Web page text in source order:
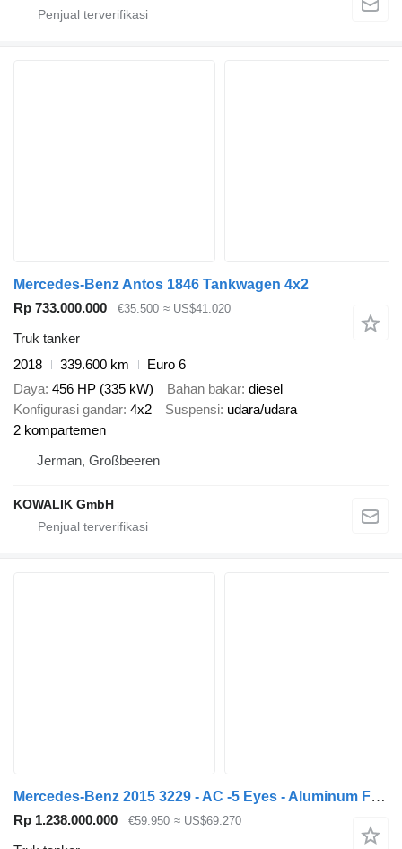
Mercedes-Benz Antos 1846 Tankwagen 4x2
Rp 733.000.000
€35.500 ≈ US$41.020
Truk tanker
2018
339.600 km
Euro 6
Daya 456 HP (335 kW) Bahan bakar diesel
Konfigurasi gandar 4x2 Suspensi udara/udara
2 kompartemen
Jerman, Großbeeren
KOWALIK GmbH
Mercedes-Benz 2015 3229 - AC -5 Eyes - Aluminum Fuel Tanker - ADR
Rp 1.238.000.000 €59.950 ≈ US$69.270